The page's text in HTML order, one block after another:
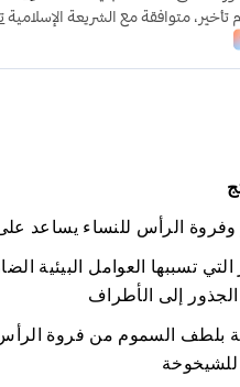
وفروة الرأس للنساء يساعد
تسببها العوامل البيئية
الجذور إلى الأطراف
بلطف السموم من فروة
للشيخوخة